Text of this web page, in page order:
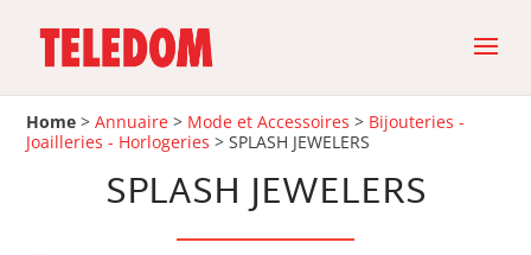
Home >Annuaire > Mode et Accessoires > Bijouteries -
Joailleries - Horlogeries >SPLASH JEWELERS
SPLASH JEWELERS